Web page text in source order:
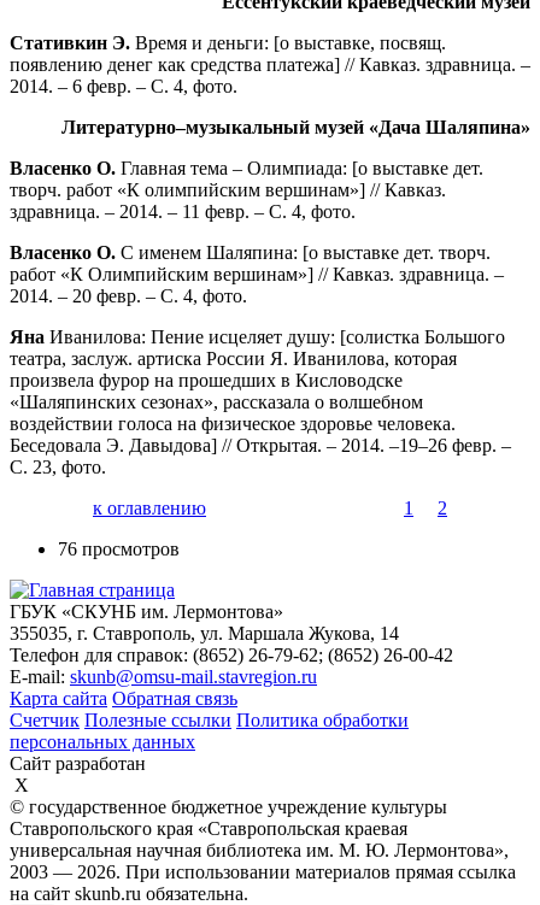
Стативкин Э. Время и деньги: [о выставке, посвящ.
появлению денег как средства платежа] // Кавказ. здравница. –
2014. – 6 февр. – С. 4, фото.
Литературно–музыкальный музей «Дача Шаляпина»
Власенко О. Главная тема – Олимпиада: [о выставке дет.
творч. работ «К олимпийским вершинам»] // Кавказ.
здравница. – 2014. – 11 февр. – С. 4, фото.
Власенко О. С именем Шаляпина: [о выставке дет. творч.
работ «К Олимпийским вершинам»] // Кавказ. здравница. –
2014. – 20 февр. – С. 4, фото.
Яна Иванилова: Пение исцеляет душу: [солистка Большого
театра, заслуж. артиска России Я. Иванилова, которая
произвела фурор на прошедших в Кисловодске
«Шаляпинских сезонах», рассказала о волшебном
воздействии голоса на физическое здоровье человека.
Беседовала Э. Давыдова] // Открытая. – 2014. –19–26 февр. –
С. 23, фото.
к оглавлению
1
2
76 просмотров
ГБУК «СКУНБ им. Лермонтова»
355035, г. Ставрополь, ул. Маршала Жукова, 14
Телефон для справок: (8652) 26-79-62; (8652) 26-00-42
E-mail: skunb@omsu-mail.stavregion.ru
Карта сайта Обратная связь
Счетчик Полезные ссылки Политика обработки
персональных данных
Сайт разработан
X
© государственное бюджетное учреждение культуры
Ставропольского края «Ставропольская краевая
универсальная научная библиотека им. М. Ю. Лермонтова»,
2003 — 2026. При использовании материалов прямая ссылка
на сайт skunb.ru обязательна.